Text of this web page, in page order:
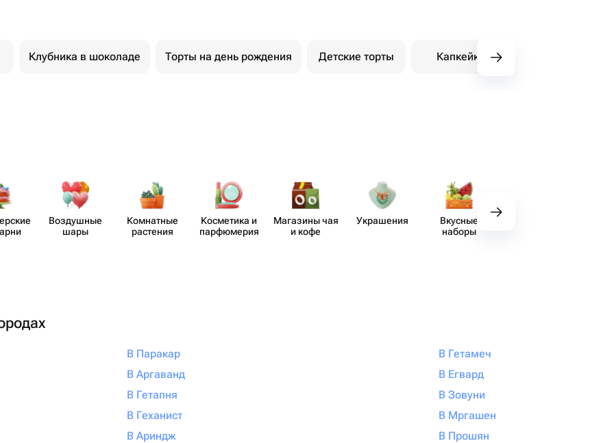
Клубника в шоколаде Торты на день рождения Детские торты Капкейки
Воздушные
шары
Комнатные
растения
Косметика и
парф​юмерия
Магазины чая
и кофе
Украшения
Вкусные
наборы
В Паракар
В Аргаванд
В Гетапня
В Геханист
В Ариндж
В Гетамеч
В Егвард
В Зовуни
В Мргашен
В Прошян